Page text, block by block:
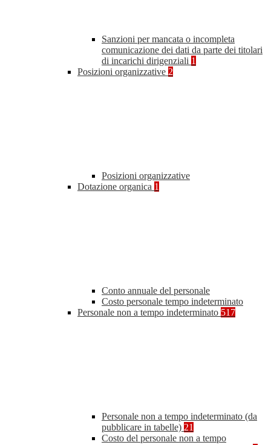
Sanzioni per mancata o incompleta
comunicazione dei dati da parte dei titolari
di incarichi dirigenziali 1
Posizioni organizzative 2
Posizioni organizzative
Dotazione organica 1
Conto annuale del personale
Costo personale tempo indeterminato
Personale non a tempo indeterminato 517
Personale non a tempo indeterminato (da
pubblicare in tabelle) 21
Costo del personale non a tempo